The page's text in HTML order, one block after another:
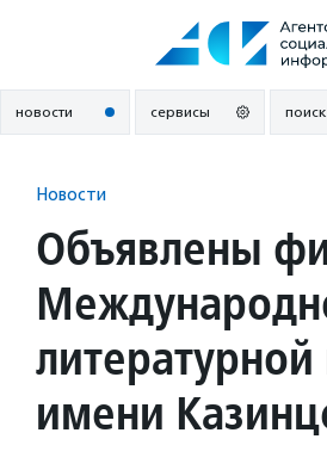
новости сервисы поиск
Новости
Объявлены
имени